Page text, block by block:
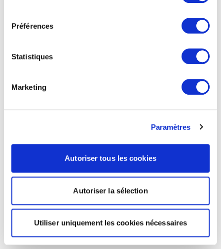
Préférences
Statistiques
Marketing
Paramètres
Autoriser tous les cookies
Autoriser la sélection
Utiliser uniquement les cookies nécessaires